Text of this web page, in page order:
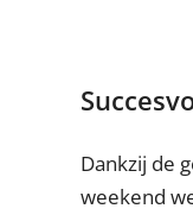
Dankzij de
weekend